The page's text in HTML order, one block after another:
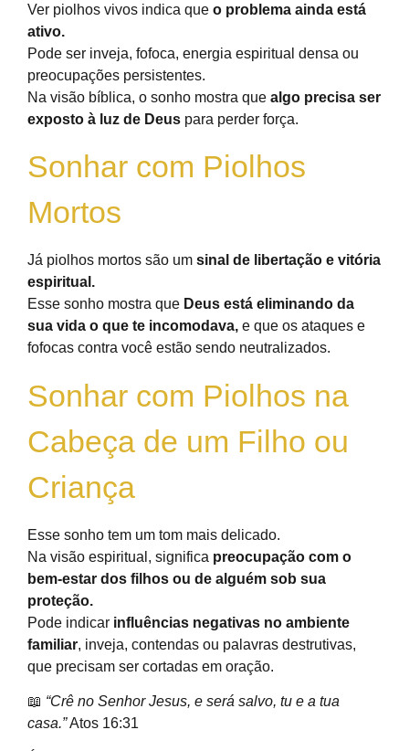
Ver piolhos vivos indica que o problema ainda está
ativo.
Pode ser inveja, fofoca, energia espiritual densa ou
preocupações persistentes.
Na visão bíblica, o sonho mostra que algo precisa ser
exposto à luz de Deus para perder força.
Sonhar com Piolhos
Mortos
Já piolhos mortos são um sinal de libertação e vitória
espiritual.
Esse sonho mostra que Deus está eliminando da
sua vida o que te incomodava, e que os ataques e
fofocas contra você estão sendo neutralizados.
Sonhar com Piolhos na
Cabeça de um Filho ou
Criança
Esse sonho tem um tom mais delicado.
Na visão espiritual, significa preocupação com o
bem-estar dos filhos ou de alguém sob sua
proteção.
Pode indicar influências negativas no ambiente
familiar, inveja, contendas ou palavras destrutivas,
que precisam ser cortadas em oração.
📖 “Crê no Senhor Jesus, e será salvo, tu e a tua
casa.”Atos 16:31